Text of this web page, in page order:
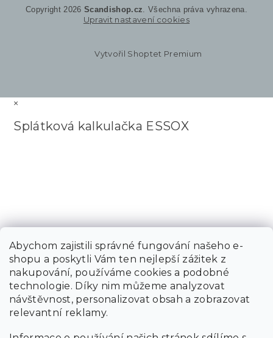
Abychom zajistili správné fungování našeho e-
shopu a poskytli Vám ten nejlepší zážitek z
nakupování, používáme cookies a podobné
technologie. Díky nim můžeme analyzovat
návštěvnost, personalizovat obsah a zobrazovat
relevantní reklamy.
Vytvořil Shoptet Premium
Copyright 2026 Scandishop.cz . Všechna práva vyhrazena.
Upravit nastavení cookies
×
Splátková kalkulačka ESSOX